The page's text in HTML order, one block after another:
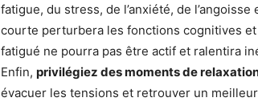
fatigue, du stress, de l’anxiété, de
courte perturbera les fonctions cognitives
fatigué ne pourra pas être actif et ralentira
Enfin, privilégiez des moments de
évacuer les tensions et retrouver un